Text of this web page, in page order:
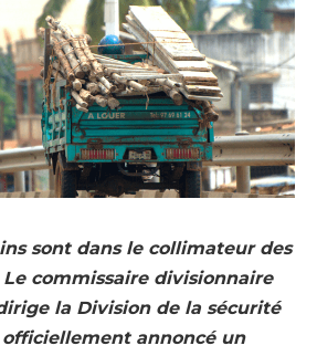
sont dans le collimateur des
Le commissaire divisionnaire
la Division de la sécurité
officiellement annoncé un